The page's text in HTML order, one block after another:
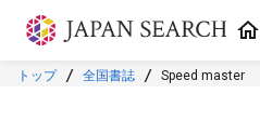
本文に飛ぶ
トップ 全国書誌 Speed master